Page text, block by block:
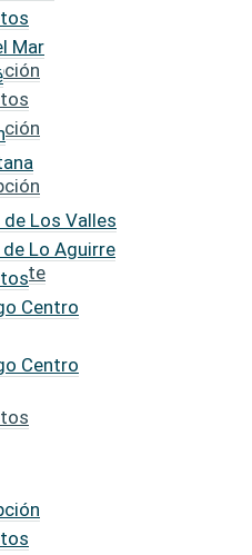
Mar
de Los Valles
Lo Aguirre
Centro
Centro